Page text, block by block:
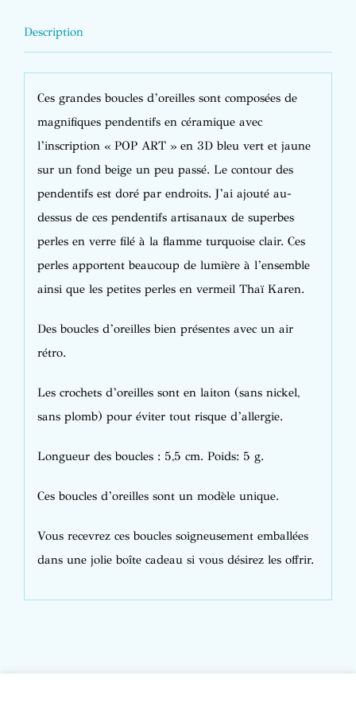
Description
Ces grandes boucles d’oreilles sont composées de
magnifiques pendentifs en céramique avec
l’inscription « POP ART » en 3D bleu vert et jaune
sur un fond beige un peu passé. Le contour des
pendentifs est doré par endroits. J’ai ajouté au-
dessus de ces pendentifs artisanaux de superbes
perles en verre filé à la flamme turquoise clair. Ces
perles apportent beaucoup de lumière à l’ensemble
ainsi que les petites perles en vermeil Thaï Karen.
Des boucles d’oreilles bien présentes avec un air
rétro.
Les crochets d’oreilles sont en laiton (sans nickel,
sans plomb) pour éviter tout risque d’allergie.
Longueur des boucles : 5,5 cm. Poids: 5 g.
Ces boucles d’oreilles sont un modèle unique.
Vous recevrez ces boucles soigneusement emballées
dans une jolie boîte cadeau si vous désirez les offrir.